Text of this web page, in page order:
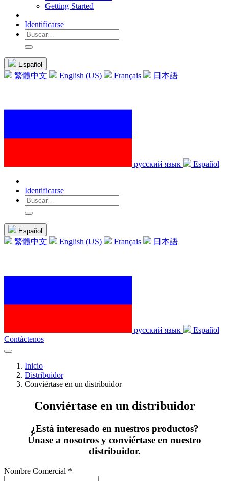
Getting Started
Identificarse
Español
繁體中文 English (US) Français 日本語
русский язык Español
Identificarse
Español
繁體中文 English (US) Français 日本語
русский язык
Español
Contáctenos
Inicio
Distribuidor
Conviértase en un distribuidor
Conviértase en un distribuidor
¿Está interesado en nuestros productos?
Únase a nosotros y conviértase en nuestro
distribuidor.
Nombre Comercial *